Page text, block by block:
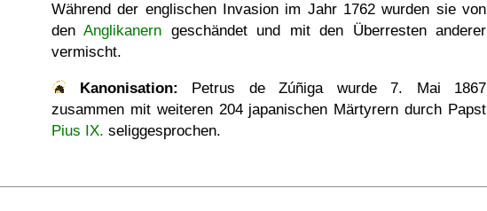
Während der englischen Invasion im Jahr 1762 wurden sie von
denAnglikanern geschändet und mit den Überresten anderer
vermischt.
Kanonisation: Petrus de Zúñiga wurde 7. Mai 1867
zusammen mit weiteren 204 japanischen Märtyrern durch Papst
Pius IX. seliggesprochen.